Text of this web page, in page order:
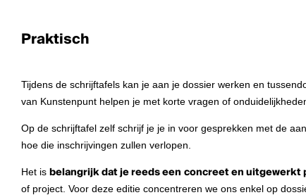
Praktisch
Tijdens de schrijftafels kan je aan je dossier werken en
van Kunstenpunt helpen je met korte vragen of
Op de schrijftafel zelf schrijf je je in voor gesprekken met de
hoe die inschrijvingen zullen verlopen.
Het is belangrijk dat je reeds een concreet en uitgewerkt
of project. Voor deze editie concentreren we ons enkel op